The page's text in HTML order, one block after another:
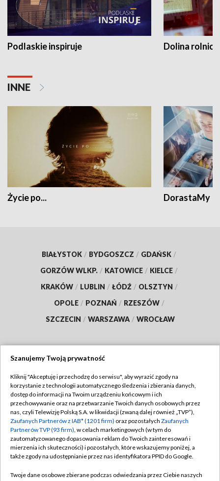
Podlaskie inspiruje Dolina
INNE
Życie po... DorastaMy
BIAŁYSTOK / BYDGOSZCZ / GDAŃSK /
GORZÓW WLKP. / KATOWICE / KIELCE /
KRAKÓW / LUBLIN / ŁÓDŹ / OLSZTYN /
OPOLE / POZNAŃ / RZESZÓW /
SZCZECIN / WARSZAWA / WROCŁAW
TVP
Abonament TVP
Emisja w TVP
Centrum informacji TVP
Naziemna Telewizja Cyfrowa
Regulamin TVP
Polityka prywatności
Moje zgody
Pomoc
Szanujemy Twoją prywatność
Kliknij "Akceptuję i przechodzę do serwisu", aby wyrazić zgody na
korzystanie z technologii automatycznego śledzenia i zbierania danych,
dostęp do informacji na Twoim urządzeniu końcowym i ich
przechowywanie oraz na przetwarzanie Twoich danych osobowych przez
nas, czyli Telewizję Polską S.A. w likwidacji (zwaną dalej również „TVP”),
Zaufanych Partnerów z IAB* (1201 firm) oraz pozostałych Zaufanych
Partnerów TVP (93 firm), w celach marketingowych (w tym do
zautomatyzowanego dopasowania reklam do Twoich zainteresowań i
mierzenia ich skuteczności) i pozostałych, które wskazujemy poniżej, a
także zgody na udostępnianie przez nas identyfikatora PPID do Google.
Twoje dane osobowe zbierane podczas odwiedzania przez Ciebie naszych